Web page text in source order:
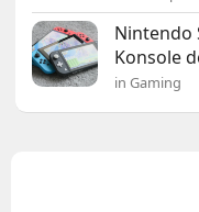
Nintendo
Konsole
in Gaming